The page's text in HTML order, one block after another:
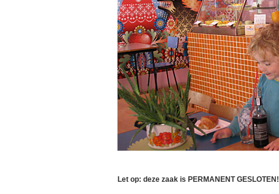
Let op: deze zaak is PERMANENT GESLOTEN!